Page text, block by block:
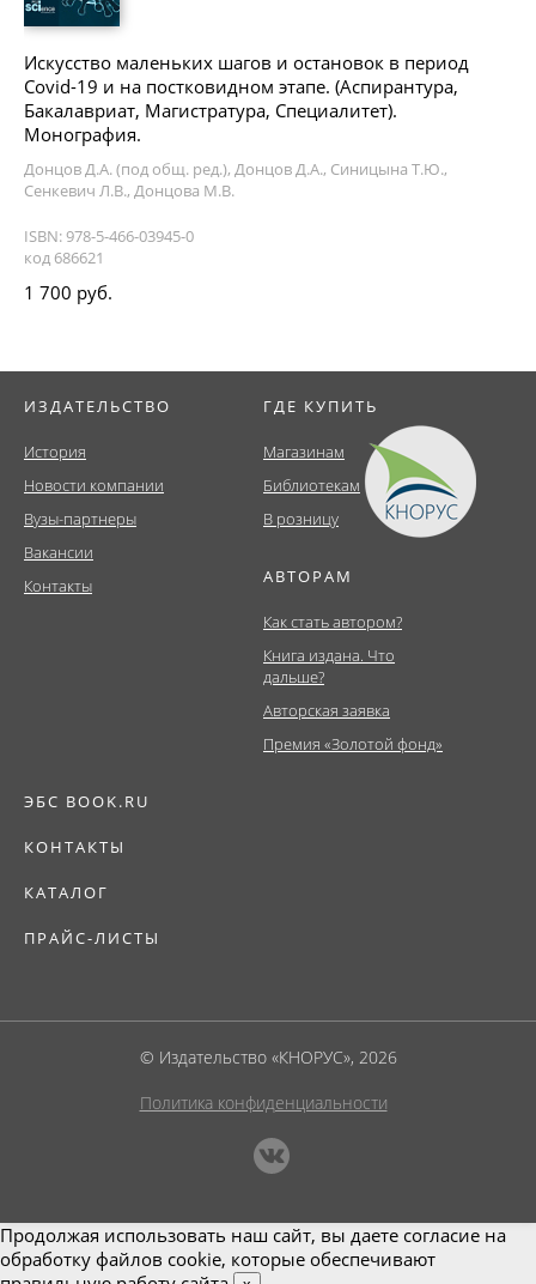
Искусство маленьких шагов и остановок в период
Covid-19 и на постковидном этапе. (Аспирантура,
Бакалавриат, Магистратура, Специалитет).
Монография.
Донцов Д.А. (под общ. ред.), Донцов Д.А., Синицына Т.Ю.,
Сенкевич Л.В., Донцова М.В.
ISBN: 978-5-466-03945-0
код 686621
1 700 руб.
ИЗДАТЕЛЬСТВО
История
Новости компании
Вузы-партнеры
Вакансии
Контакты
ГДЕ КУПИТЬ
Магазинам
Библиотекам
В розницу
АВТОРАМ
Как стать автором?
Книга издана. Что
дальше?
Авторская заявка
Премия «Золотой фонд»
ЭБС BOOK.RU
КОНТАКТЫ
КАТАЛОГ
ПРАЙС-ЛИСТЫ
© Издательство «КНОРУС», 2026
Политика конфиденциальности
Продолжая использовать наш сайт, вы даете согласие на
обработку файлов cookie, которые обеспечивают